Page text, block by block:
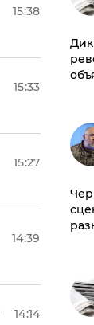
15:38
15:33
15:27
14:39
14:14